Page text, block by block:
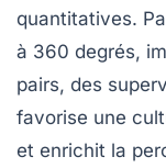
quantitatives.
à 360 degrés,
pairs, des
favorise une
et enrichit la